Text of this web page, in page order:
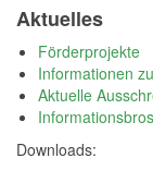
Aktuelles
Förderprojekte
Informationen
Aktuelle
Downloads: